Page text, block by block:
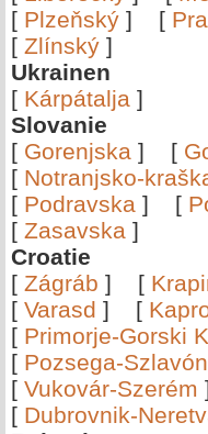
[ Plzeňský ] [
[ Zlínský ]
Ukrainen
[ Kárpátalja ]
Slovanie
[ Gorenjska ] [
[ Notranjsko-
[ Podravska ] [
[ Zasavska ]
Croatie
[ Zágráb ] [
[ Varasd ] [
[ Primorje-Gorski
[ Pozsega-
[ Vukovár-Szerém
[ Dubrovnik-